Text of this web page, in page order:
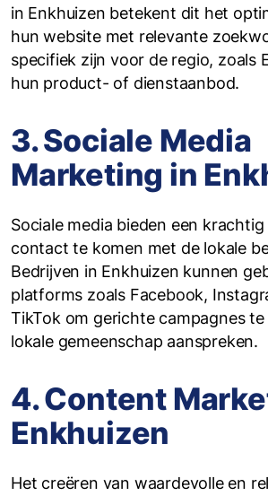
in Enkhuizen betekent dit het
hun website met relevante
specifiek zijn voor de regio, zoals
hun product- of dienstaanbod.
3. Sociale Media
Marketing in
Sociale media bieden een
contact te komen met de lokale
Bedrijven in Enkhuizen kunnen
platforms zoals Facebook,
TikTok om gerichte campagnes
lokale gemeenschap aanspreken.
4. Content
Enkhuizen
Het creëren van waardevolle en